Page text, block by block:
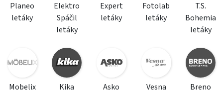
Planeo
letáky
Elektro
Spáčil
letáky
Expert
letáky
Fotolab
letáky
T.S.
Bohemia
letáky
Mobelix
Kika
Asko
Vesna
Breno